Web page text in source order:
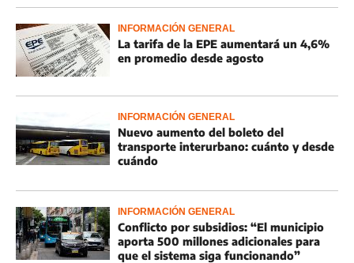
INFORMACIÓN GENERAL
La tarifa de la EPE aumentará un 4,6%
en promedio desde agosto
INFORMACIÓN GENERAL
Nuevo aumento del boleto del
transporte interurbano: cuánto y desde
cuándo
INFORMACIÓN GENERAL
Conflicto por subsidios: “El municipio
aporta 500 millones adicionales para
que el sistema siga funcionando”